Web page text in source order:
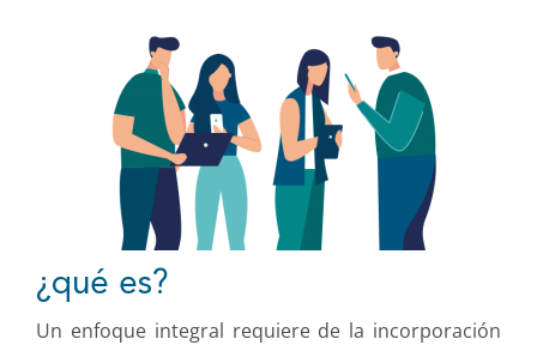
¿qué es?
Un enfoque integral requiere de la incorporación